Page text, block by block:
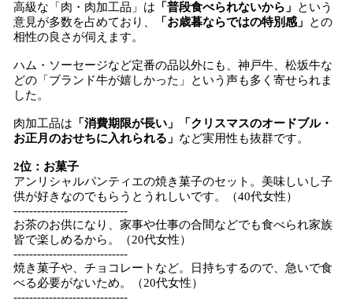
高級な「肉・肉加工品」は 「普段食べられないから」
という
意見が多数を占めており、
「お歳暮ならではの特別感」
との
相性の良さが伺えます。
ハム・ソーセージなど定番の品以外にも、神戸牛、松坂牛な
どの「ブランド牛が嬉しかった」という声も多く寄せられま
した。
肉加工品は 「消費期限が長い」「クリスマスのオードブル・
お正月のおせちに入れられる」 など実用性も抜群です。
2位：お菓子
アンリシャルパンティエの焼き菓子のセット。美味しいし子
供が好きなのでもらうとうれしいです。（40代女性）
-----------------------------
お茶のお供になり、家事や仕事の合間などでも食べられ家族
皆で楽しめるから。（20代女性）
-----------------------------
焼き菓子や、チョコレートなど。日持ちするので、急いで食
べる必要がないため。（20代女性）
-----------------------------